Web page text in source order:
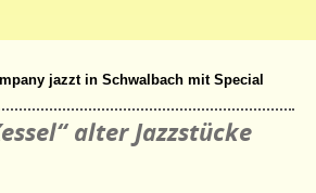
jazzt in Schwalbach mit Special
alter Jazzstücke